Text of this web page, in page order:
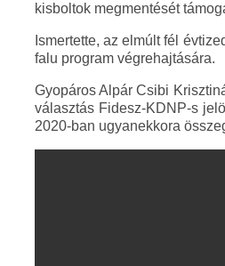
kisboltok megmentését
Ismertette, az elmúlt fél
falu program végrehajtására.
Gyopáros Alpár Csibi
választás Fidesz-KDNP-s
2020-ban ugyanekkora